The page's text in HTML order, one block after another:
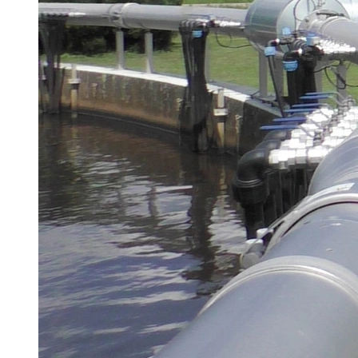
Brau Beviale
Hannover Messe
IFAT
Tausendwasser
Energieeffizienz & Nachhaltigkeit
Grüne Gebäude und Wasserlösungen für
klimaresiliente Städte
21. Juli 2026